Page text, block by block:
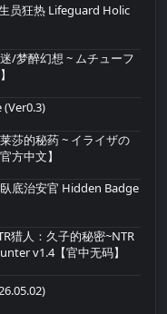
员狂热 Lifeguard Holic
/梦醉幻想 ~ ムチューフ
莎的秘药 ~ イライザの
方中文】
底治安官 Hidden Badge
猎人：久子的秘密~NTR
v1.4【官中无码】